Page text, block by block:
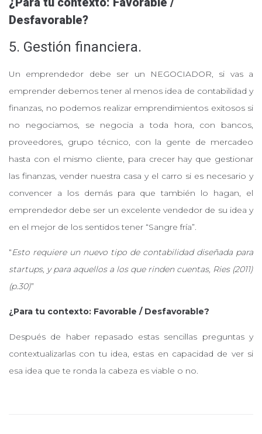
Desfavorable?
5. Gestión financiera.
Un emprendedor debe ser un NEGOCIADOR, si vas a
emprender debemos tener al menos idea de contabilidad y
finanzas, no podemos realizar emprendimientos exitosos si
no negociamos, se negocia a toda hora, con bancos,
proveedores, grupo técnico, con la gente de mercadeo
hasta con el mismo cliente, para crecer hay que gestionar
las finanzas, vender nuestra casa y el carro si es necesario y
convencer a los demás para que también lo hagan, el
emprendedor debe ser un excelente vendedor de su idea y
en el mejor de los sentidos tener “Sangre fría”.
“Esto requiere un nuevo tipo de contabilidad diseñada para
startups, y para aquellos a los que rinden cuentas, Ries (2011)
(p.30)”
¿Para tu contexto: Favorable / Desfavorable?
Después de haber repasado estas sencillas preguntas y
contextualizarlas con tu idea, estas en capacidad de ver si
esa idea que te ronda la cabeza es viable o no.